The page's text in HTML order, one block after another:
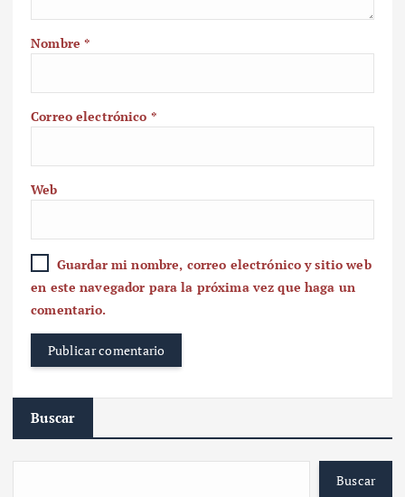
Nombre*
Correo electrónico *
Web
Guardar mi nombre, correo electrónico y sitio web
en este navegador para la próxima vez que haga un
comentario.
Buscar
Buscar